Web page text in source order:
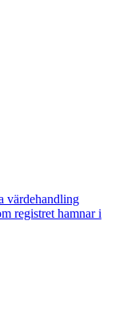
värdehandling
registret hamnar i